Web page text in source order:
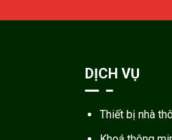
DỊCH VỤ
Thiết bị nhà